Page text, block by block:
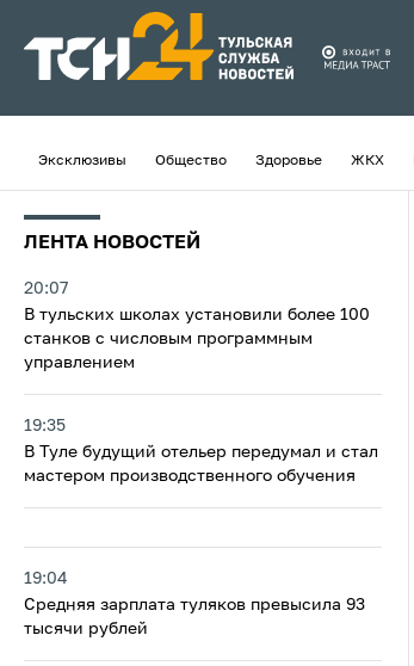
Эксклюзивы Общество Здоровье ЖКХ
ЛЕНТА НОВОСТЕЙ
20:07
В тульских школах установили более 100
станков с числовым программным
управлением
19:35
В Туле будущий отельер передумал и стал
мастером производственного обучения
19:04
Средняя зарплата туляков превысила 93
тысячи рублей